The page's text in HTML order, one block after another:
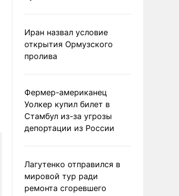
Иран назвал условие
открытия Ормузского
пролива
Фермер-американец
Уолкер купил билет в
Стамбул из-за угрозы
депортации из России
Лагутенко отправился в
мировой тур ради
ремонта сгоревшего